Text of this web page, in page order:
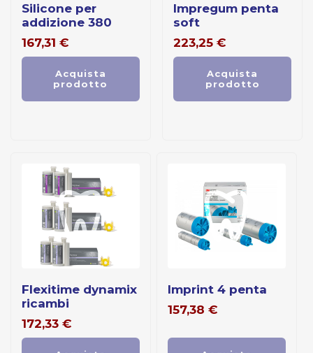
silicone per
addizione 380
167,31 €
Acquista
prodotto
impregum penta
soft
223,25 €
Acquista
prodotto
flexitime dynamix
ricambi
172,33 €
imprint 4 penta
157,38 €